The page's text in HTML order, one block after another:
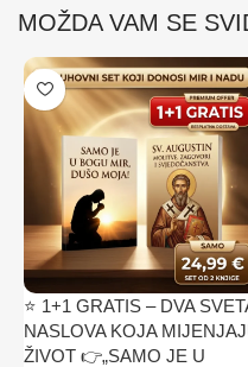
MOŽDA VAM SE
⭐ 1+1 GRATIS – DVA
NASLOVA KOJA
ŽIVOT 👉„SAMO JE U